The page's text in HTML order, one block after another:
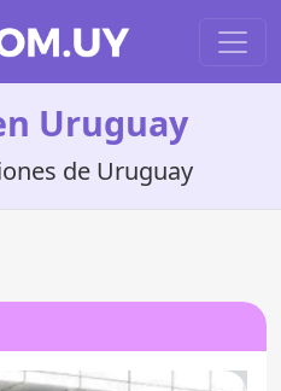
Uruguay
de Uruguay